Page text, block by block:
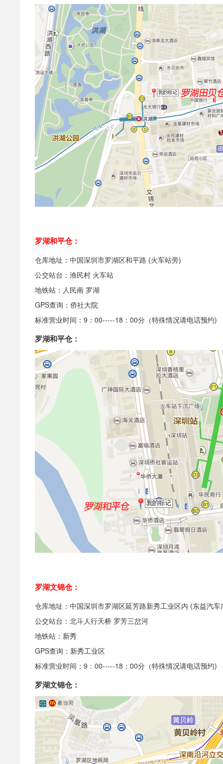
罗湖和平仓：
仓库地址：中国深圳市罗湖区和平路 (火车站旁)
公交站台：渔民村 火车站
地铁站：人民南 罗湖
GPS查询：侨社大院
标准营业时间：9：00-----18：00分（特殊情况请电话预约)
罗湖和平仓：
罗湖文锦仓：
仓库地址：中国深圳市罗湖区延芳路新秀工业区内 (东益汽车
公交站台：北斗人行天桥 罗芳三岔河
地铁站：新秀
GPS查询：新秀工业区
标准营业时间：9：00-----18：00分（特殊情况请电话预约)
罗湖文锦仓：